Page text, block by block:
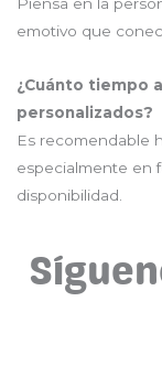
emotivo que
¿Cuánto tiempo
personalizados?
Es recomendable
especialmente en
disponibilidad.